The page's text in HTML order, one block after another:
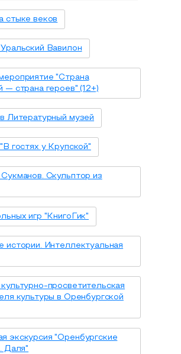
стыке веков
Вавилон
"Страна
— страна героев" (12+)
Литературный музей
гостях у Крупской"
Скульптор из
игр "КнигоГик"
истории. Интеллектуальная
просветительская
культуры в Оренбургской
экскурсия "Оренбургские
Даля"